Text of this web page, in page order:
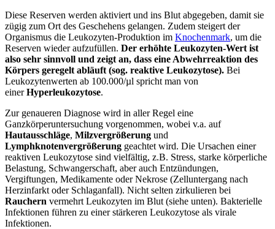
Diese Reserven werden aktiviert und ins Blut abgegeben, damit sie
zügig zum Ort des Geschehens gelangen. Zudem steigert der
Organismus die Leukozyten-Produktion im Knochenmark, um die
Reserven wieder aufzufüllen. Der erhöhte Leukozyten-Wert ist
also sehr sinnvoll und zeigt an, dass eine Abwehrreaktion des
Körpers geregelt abläuft (sog. reaktive Leukozytose). Bei
Leukozytenwerten ab 100.000/µl spricht man von
einerHyperleukozytose.
Zur genaueren Diagnose wird in aller Regel eine
Ganzkörperuntersuchung vorgenommen, wobei v.a. auf
Hautausschläge, Milzvergrößerung und
Lymphknotenvergrößerung geachtet wird. Die Ursachen einer
reaktiven Leukozytose sind vielfältig, z.B. Stress, starke körperliche
Belastung, Schwangerschaft, aber auch Entzündungen,
Vergiftungen, Medikamente oder Nekrose (Zelluntergang nach
Herzinfarkt oder Schlaganfall). Nicht selten zirkulieren bei
Rauchern vermehrt Leukozyten im Blut (siehe unten). Bakterielle
Infektionen führen zu einer stärkeren Leukozytose als virale
Infektionen.